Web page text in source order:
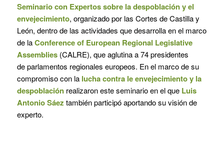
Seminario con Expertos sobre la despoblación y el
envejecimiento, organizado por las Cortes de Castilla y
León, dentro de las actividades que desarrolla en el marco
de laConference of European Regional Legislative
Assemblies(CALRE), que aglutina a 74 presidentes
de parlamentos regionales europeos. En el marco de su
compromiso con la lucha contra le envejecimiento y la
despoblaciónrealizaron este seminario en el que Luis
Antonio Sáez también participó aportando su visión de
experto.